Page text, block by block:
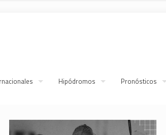
Hipódromos Pronósticos